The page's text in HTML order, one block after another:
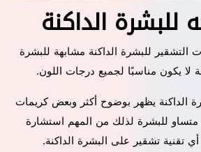
للبشرة الداكنة
للبشرة الداكنة مشابهة للبشرة
لا يكون مناسبًا لجميع درجات اللون.
الداكنة يظهر بوضوح أكثر وبعض كريمات
متساو للبشرة لذلك من المهم استشارة
تقنية تشقير على البشرة الداكنة.